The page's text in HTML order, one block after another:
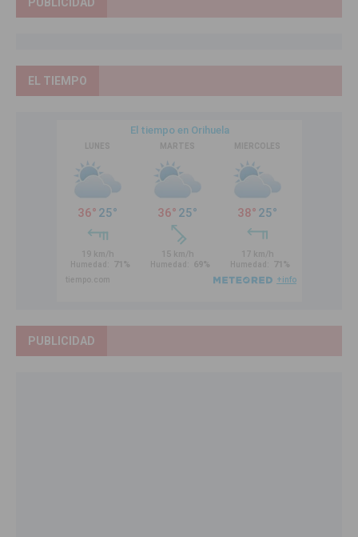
EL TIEMPO
PUBLICIDAD